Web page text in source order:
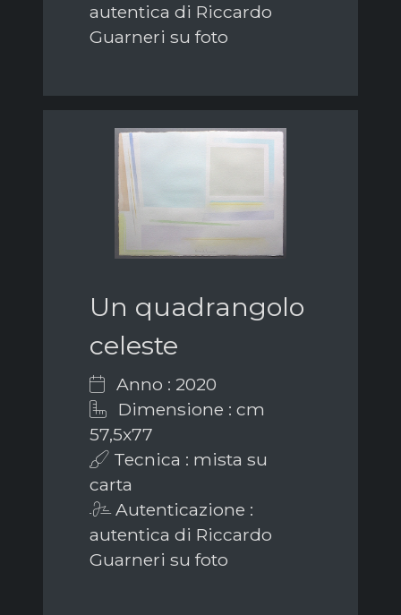
autentica di Riccardo
Guarneri su foto
Un quadrangolo
celeste
Anno : 2020
Dimensione : cm
57,5x77
Tecnica : mista su
carta
Autenticazione :
autentica di Riccardo
Guarneri su foto